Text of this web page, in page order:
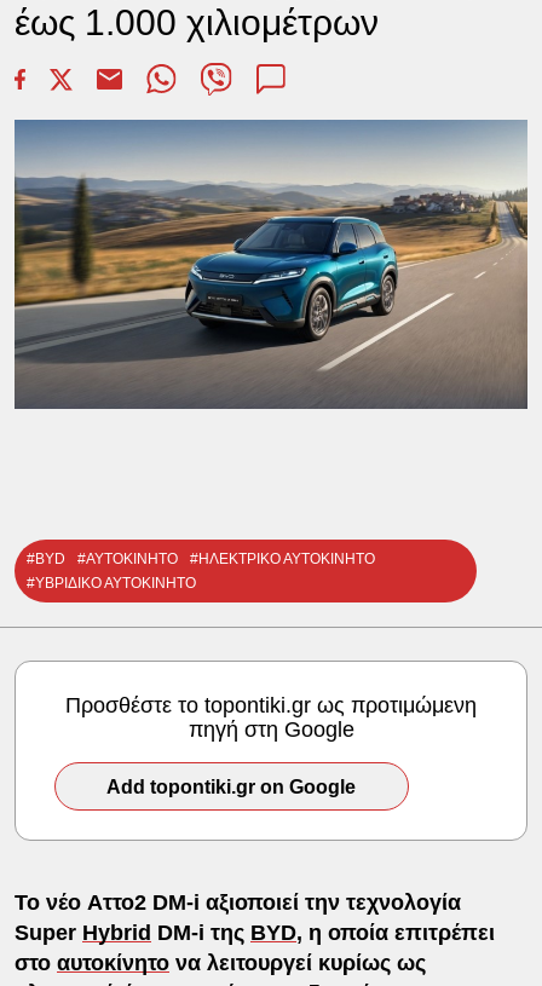
έως 1.000 χιλιομέτρων
#BYD #ΑΥΤΟΚΙΝΗΤΟ
#ΗΛΕΚΤΡΙΚΟ ΑΥΤΟΚΙΝΗΤΟ
#ΥΒΡΙΔΙΚΟ ΑΥΤΟΚΙΝΗΤΟ
Προσθέστε το topontiki.gr ως προτιμώμενη
πηγή στη Google
Add topontiki.gr on Google
Το νέο Aττο2 DM-i αξιοποιεί την τεχνολογία
Super Hybrid DM-i της BYD, η οποία επιτρέπει
στο αυτοκίνητονα λειτουργεί κυρίως ως